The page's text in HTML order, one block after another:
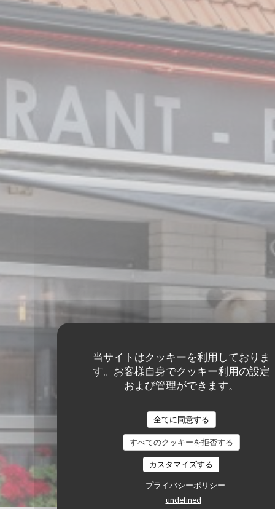
当サイトはクッキーを利用しておりま
す。お客様自身でクッキー利用の設定
および管理ができます。
全てに同意する
すべてのクッキーを拒否する
カスタマイズする
プライバシーポリシー
undefined